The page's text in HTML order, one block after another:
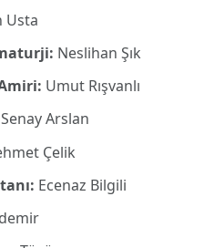
Usta
Neslihan Şık
Umut Rışvanlı
Senay Arslan
Çelik
Ecenaz Bilgili